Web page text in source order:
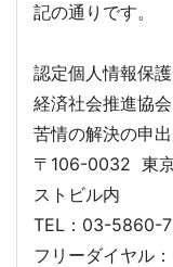
記の通りです。
認定個人情報保
経済社会推進協会
苦情の解決の申
〒106-0032 東
ストビル内
TEL：03-5860-
フリーダイヤル